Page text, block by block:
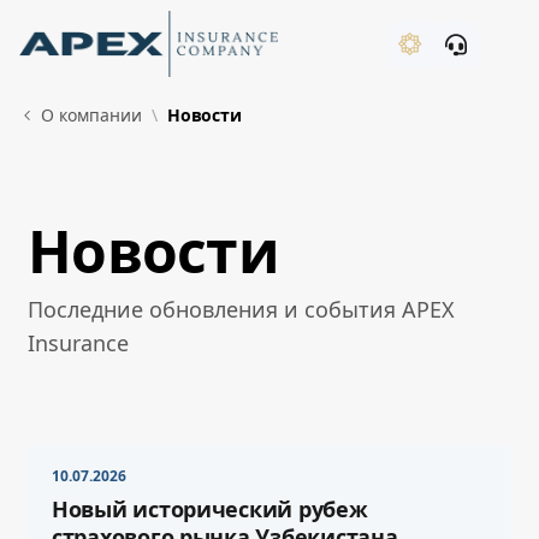
Skip to Main Content
О компании Новости
Новости
Последние обновления и события APEX
Insurance
10.07.2026
Новый исторический рубеж
New
What's New